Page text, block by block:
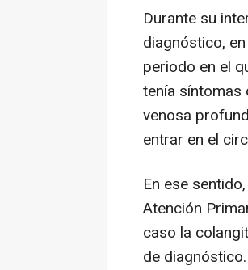
Durante su
diagnóstico,
periodo en el
tenía síntomas
venosa
entrar en el
En ese
Atención
caso la
de diagnóstico.